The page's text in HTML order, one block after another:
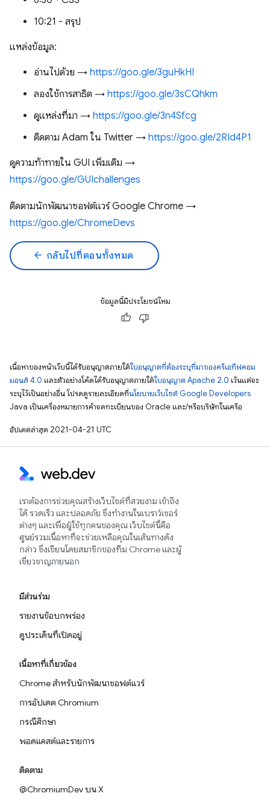
10:21 - สรุป
แหล่งข้อมูล:
อ่านไปด้วย → https://goo.gle/3guHkHI
ลองใช้การสาธิต → https://goo.gle/3sCQhkm
ดูแหล่งที่มา → https://goo.gle/3n4Sfcg
ติดตาม Adam ใน Twitter → https://goo.gle/2RId4P1
ดูความท้าทายใน GUI เพิ่มเติม →
https://goo.gle/GUIchallenges
ติดตามนักพัฒนาซอฟต์แวร์ Google Chrome →
https://goo.gle/ChromeDevs
arrow_back กลับไปที่ตอนทั้งหมด
ข้อมูลนี้มีประโยชน์ไหม
เนื้อหาของหน้าเว็บนี้ได้รับอนุญาตภายใต้ใบอนุญาตที่ต้องระบุที่มาของครีเอทีฟคอม
มอนส์ 4.0 และตัวอย่างโค้ดได้รับอนุญาตภายใต้ใบอนุญาต Apache 2.0 เว้นแต่จะ
ระบุไว้เป็นอย่างอื่น โปรดดูรายละเอียดที่นโยบายเว็บไซต์ Google Developers
Java เป็นเครื่องหมายการค้าจดทะเบียนของ Oracle และ/หรือบริษัทในเครือ
อัปเดตล่าสุด 2021-04-21 UTC
เราต้องการช่วยคุณสร้างเว็บไซต์ที่สวยงาม เข้าถึง
ได้ รวดเร็ว และปลอดภัย ซึ่งทำงานในเบราว์เซอร์
ต่างๆ และเพื่อผู้ใช้ทุกคนของคุณ เว็บไซต์นี้คือ
ศูนย์รวมเนื้อหาที่จะช่วยเหลือคุณในเส้นทางดัง
กล่าว ซึ่งเขียนโดยสมาชิกของทีม Chrome และผู้
เชี่ยวชาญภายนอก
มีส่วนร่วม
รายงานข้อบกพร่อง
ดูประเด็นที่เปิดอยู่
เนื้อหาที่เกี่ยวข้อง
Chrome สำหรับนักพัฒนาซอฟต์แวร์
การอัปเดต Chromium
กรณีศึกษา
พอดแคสต์และรายการ
ติดตาม
@ChromiumDev บน X